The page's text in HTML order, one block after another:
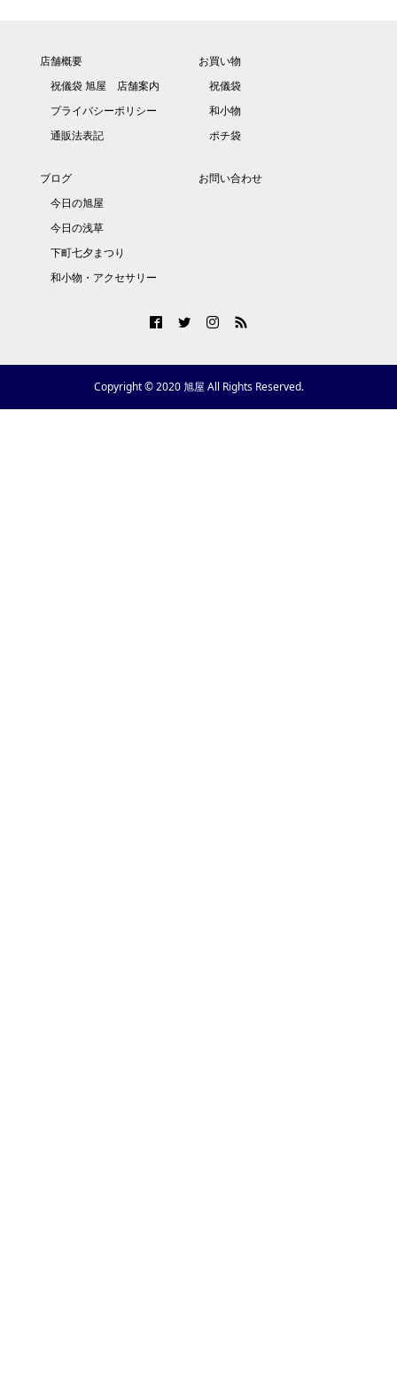
店舗概要
祝儀袋 旭屋 店舗案内
プライバシーポリシー
通販法表記
お買い物
祝儀袋
和小物
ポチ袋
ブログ
今日の旭屋
今日の浅草
下町七夕まつり
和小物・アクセサリー
お問い合わせ
Copyright © 2020 旭屋 All Rights Reserved.